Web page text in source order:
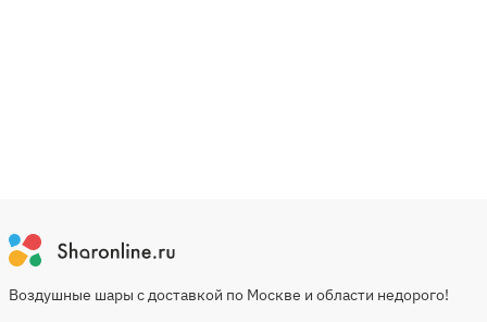
Воздушные шары с доставкой по Москве и области недорого!